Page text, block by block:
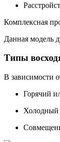
Комплексная
Данная модель
Типы
В зависимости
Горячий
Холодный